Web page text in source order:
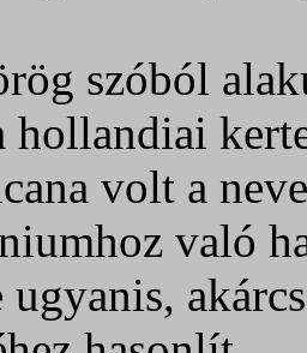
szóból
hollandiai
volt a
való
ugyanis,